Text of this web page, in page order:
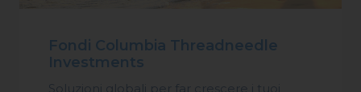
Fondi Columbia Threadneedle
Investments
Soluzioni globali per far crescere i tuoi